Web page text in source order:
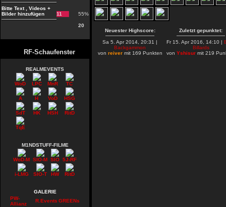
Bitte Text , Videos +
Bilder hinzufügen
11 55%
20
RF-Schaufenster
REALMEVENTS
WoD LPC MnR TC
A H VoD HSG
SdT HK HSH RitD
TqE
M1NDSTUFF-FILME
WoD-M SIO-M SIO 5J-RF
i-LMG SIO-T HW RitD
GALERIE
PW-
Allianz
R.Events GREENs
Neuester Highscore:
Sa 5. Apr 2014, 20:31 |
Backgammon
von reivermit 169 Punkten
Zuletzt gepunktet:
Fr 15. Apr 2016, 14:10 |
Billards
von Yshisurmit 219